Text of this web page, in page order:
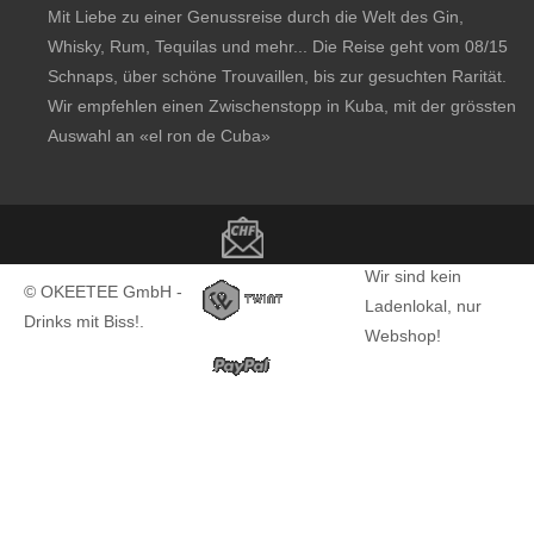
© OKEETEE GmbH -
Drinks mit Biss!.
Wir sind kein
Ladenlokal, nur
Webshop!
Mit Liebe zu einer Genussreise durch die Welt des Gin,
Whisky, Rum, Tequilas und mehr... Die Reise geht vom 08/15
Schnaps, über schöne Trouvaillen, bis zur gesuchten Rarität.
Wir empfehlen einen Zwischenstopp in Kuba, mit der grössten
Auswahl an «el ron de Cuba»